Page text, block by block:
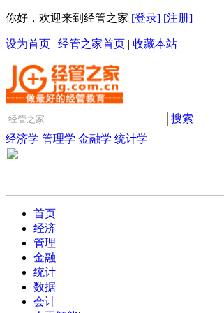
你好，欢迎来到经管之家 [登录] [注册]
设为首页 | 经管之家首页 | 收藏本站
搜索
经济学 管理学 金融学 统计学
首页|
经济|
管理|
金融|
统计|
数据|
会计|